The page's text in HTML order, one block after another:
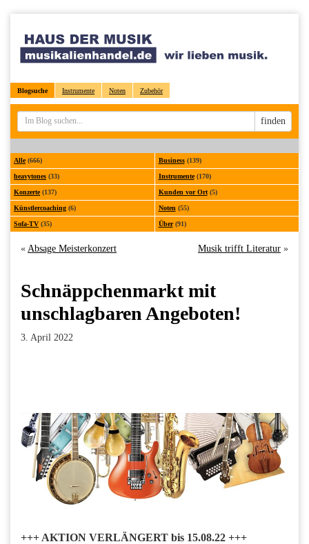
Blogsuche Instrumente Noten Zubehör
Sucheingabe
finden
Alle(666) Business(139)
heavytones (33) Instrumente(170)
Konzerte(137) Kunden vor Ort(5)
Künstlercoaching (6) Noten (55)
Sofa-TV (35) Über(91)
« Absage Meisterkonzert Musik trifft Literatur »
Schnäppchenmarkt mit
unschlagbaren Angeboten!
3. April 2022
+++ AKTION VERLÄNGERT bis 15.08.22 +++